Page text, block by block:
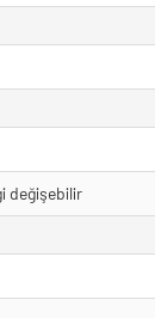
değişebilir